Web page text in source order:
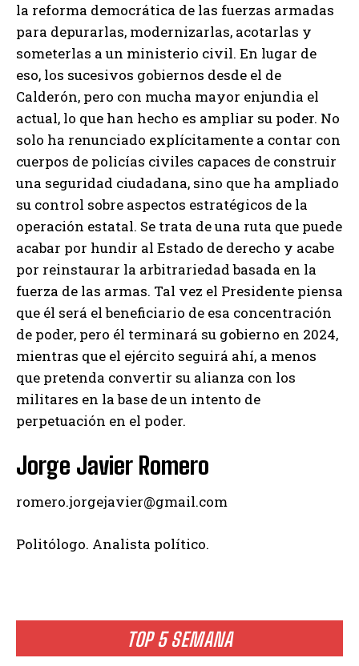
TOP 5 SEMANA
la reforma democrática de las fuerzas armadas
para depurarlas, modernizarlas, acotarlas y
someterlas a un ministerio civil. En lugar de
eso, los sucesivos gobiernos desde el de
Calderón, pero con mucha mayor enjundia el
actual, lo que han hecho es ampliar su poder. No
solo ha renunciado explícitamente a contar con
cuerpos de policías civiles capaces de construir
una seguridad ciudadana, sino que ha ampliado
su control sobre aspectos estratégicos de la
operación estatal. Se trata de una ruta que puede
acabar por hundir al Estado de derecho y acabe
por reinstaurar la arbitrariedad basada en la
fuerza de las armas. Tal vez el Presidente piensa
que él será el beneficiario de esa concentración
de poder, pero él terminará su gobierno en 2024,
mientras que el ejército seguirá ahí, a menos
que pretenda convertir su alianza con los
militares en la base de un intento de
perpetuación en el poder.
Jorge Javier Romero
romero.jorgejavier@gmail.com
Politólogo. Analista político.